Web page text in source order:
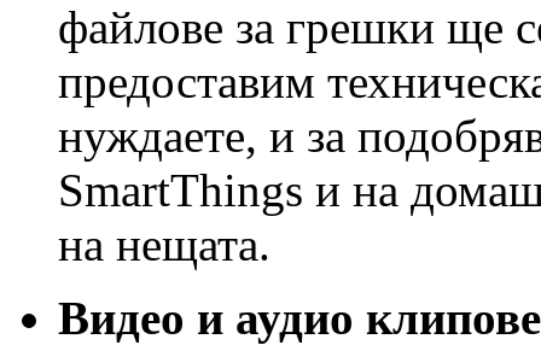
файлове за грешки ще
предоставим
нуждаете, и за
SmartThings и на
на нещата.
Видео и аудио